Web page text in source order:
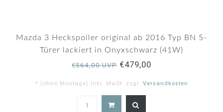
Mazda 3 Heckspoiler original ab 2016 Typ BN 5-
Türer lackiert in Onyxschwarz (41W)
€564,00 UVP €479,00
* (ohne Montage) Inkl. MwSt. zzgl. Versandkosten